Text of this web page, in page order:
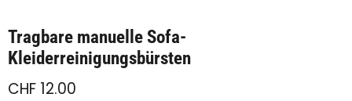
Tragbare manuelle Sofa-
Kleiderreinigungsbürsten
CHF 12.00